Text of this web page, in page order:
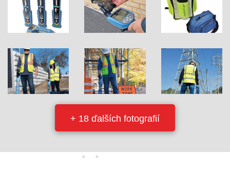
+ 18 ďalších fotografií